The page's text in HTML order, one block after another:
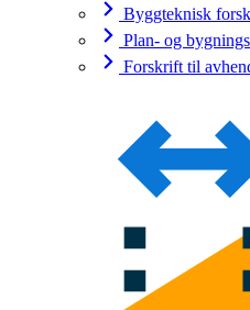
Byggteknisk
Plan- og
Forskrift til